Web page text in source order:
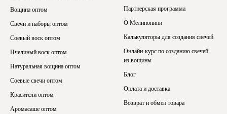
Вощина оптом
Свечи и наборы оптом
Соевый воск оптом
Пчелиный воск оптом
Натуральная вощина оптом
Соевые свечи оптом
Красители оптом
Аромасаше оптом
Партнерская программа
О Мелипонини
Калькуляторы для создания свечей
Онлайн-курс по созданию свечей
из вощины
Блог
Оплата и доставка
Возврат и обмен товара